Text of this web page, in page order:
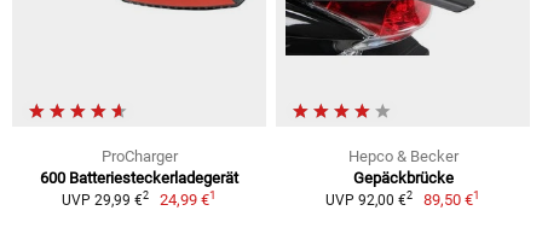
ProCharger
600 Batteriesteckerladegerät
UVP 29,99 €2 24,99 €1
Hepco & Becker
Gepäckbrücke
UVP 92,00 €2 89,50 €1